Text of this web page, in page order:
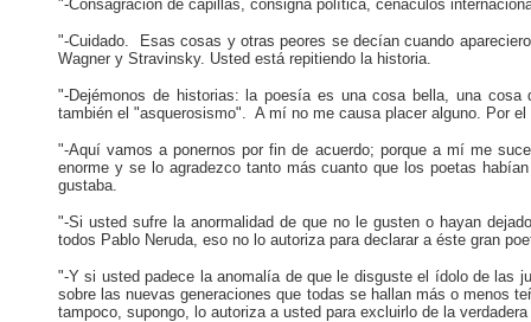
"-Consagración de capillas, consigna política, cenáculos
"-Cuidado. Esas cosas y otras peores se decían cuando
Wagner y Stravinsky. Usted está repitiendo la historia.
"-Dejémonos de historias: la poesía es una cosa bella, una
también el "asquerosismo". A mí no me causa placer alguno. Por
"-Aquí vamos a ponernos por fin de acuerdo; porque a mí me
enorme y se lo agradezco tanto más cuanto que los poetas
gustaba.
"-Si usted sufre la anormalidad de que no le gusten o hayan
todos Pablo Neruda, eso no lo autoriza para declarar a éste gran
"-Y si usted padece la anomalía de que le disguste el ídolo de las
sobre las nuevas generaciones que todas se hallan más o menos
tampoco, supongo, lo autoriza a usted para excluirlo de la